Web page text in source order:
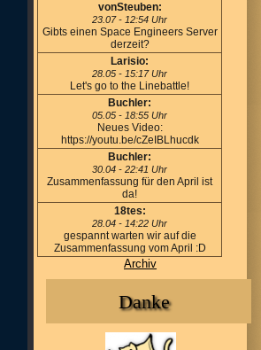
vonSteuben:
23.07 - 12:54 Uhr
Gibts einen Space Engineers Server
derzeit?
Larisio:
28.05 - 15:17 Uhr
Let's go to the Linebattle!
Buchler:
05.05 - 18:55 Uhr
Neues Video:
https://youtu.be/cZeIBLhucdk
Buchler:
30.04 - 22:41 Uhr
Zusammenfassung für den April ist
da!
18tes:
28.04 - 14:22 Uhr
gespannt warten wir auf die
Zusammenfassung vom April :D
Archiv
Danke